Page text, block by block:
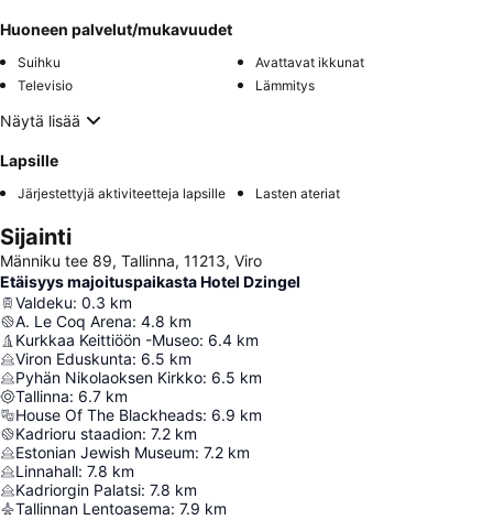
Huoneen palvelut/mukavuudet
Suihku
Avattavat ikkunat
Televisio
Lämmitys
Näytä lisää
Lapsille
Järjestettyjä aktiviteetteja lapsille Lasten ateriat
Sijainti
Männiku tee 89, Tallinna, 11213, Viro
Etäisyys majoituspaikasta Hotel Dzingel
Valdeku: 0.3 km
A. Le Coq Arena: 4.8 km
Kurkkaa Keittiöön -Museo: 6.4 km
Viron Eduskunta: 6.5 km
Pyhän Nikolaoksen Kirkko: 6.5 km
Tallinna: 6.7 km
House Of The Blackheads: 6.9 km
Kadrioru staadion: 7.2 km
Estonian Jewish Museum: 7.2 km
Linnahall: 7.8 km
Kadriorgin Palatsi: 7.8 km
Tallinnan Lentoasema: 7.9 km